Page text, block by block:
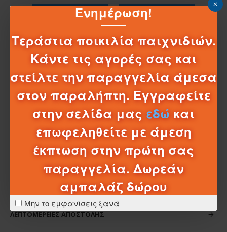
Ενημέρωση!
Τεράστια ποικιλία παιχνιδιών.
Κάντε τις αγορές σας και
στείλτε την παραγγελία άμεσα
στον παραλήπτη. Εγγραφείτε
στην σελίδα μας εδώ και
επωφεληθείτε με άμεση
έκπτωση στην πρώτη σας
παραγγελία. Δωρεάν
αμπαλάζ δώρου
Μην το εμφανίσεις ξανά
ΆΜΕΣΗ ΑΓΟΡΆ ΡΩΤΉΣΤΕ ΜΑΣ
ΕΠΙΘΥΜΗΤΌ ΣΎΓΚΡΙΣΗ
ΠΕΡΙΓΡΑΦΉ
ΜΠΑΤΑΡΙΕΣ 6LF22 E-BLOCK /9V
ΜΠΑΤΑΡΙΕΣ 6LF22 E-BLOCK
ΧΑΡΑΚΤΗΡΙΣΤΙΚΆ
ΣΧΈΔΙΑ - ΜΠΑΤΑΡΊΕΣ
ΛΕΠΤΟΜΈΡΕΙΕΣ ΑΠΟΣΤΟΛΉΣ